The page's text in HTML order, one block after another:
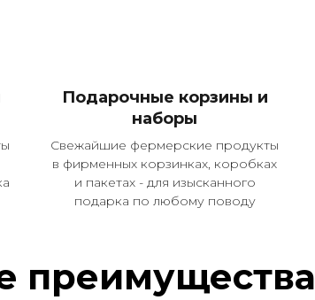
Подарочные корзины и
наборы
Свежайшие фермерские продукты
в фирменных корзинках, коробках
и пакетах - для изысканного
подарка по любому поводу
преимущества